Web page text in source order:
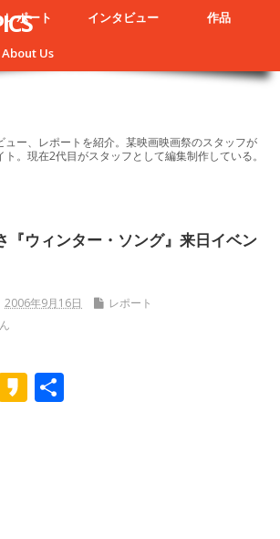
レポート インタビュー 作品
About Us
ュー、レポートを紹介。某映画映画祭のスタッフが
。現在2代目がスタッフとして編集制作している。
『ウィンター・ソング』来日イベン
2006年9月16日
レポート
K